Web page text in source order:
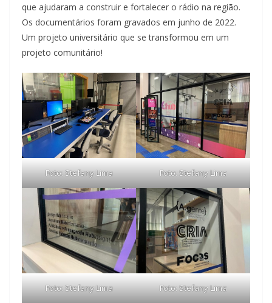
que ajudaram a construir e fortalecer o rádio na região.
Os documentários foram gravados em junho de 2022.
Um projeto universitário que se transformou em um
projeto comunitário!
Foto: Stefany Lima Foto: Stefany Lima
Foto: Stefany Lima Foto: Stefany Lima